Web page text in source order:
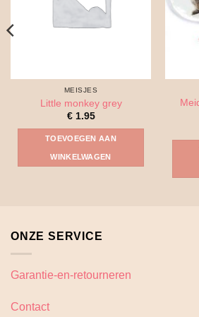
MEISJES
Little monkey grey
€1.95
TOEVOEGEN AAN
WINKELWAGEN
ONZE SERVICE
Garantie-en-retourneren
Contact